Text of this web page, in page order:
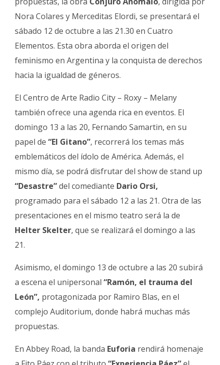
Nora Colares y Merceditas Elordi, se presentará el
sábado 12 de octubre a las 21.30 en Cuatro
Elementos. Esta obra aborda el origen del
feminismo en Argentina y la conquista de derechos
hacia la igualdad de géneros.
El Centro de Arte Radio City – Roxy – Melany
también ofrece una agenda rica en eventos. El
domingo 13 a las 20, Fernando Samartin, en su
papel de “El Gitano”, recorrerá los temas más
emblemáticos del ídolo de América. Además, el
mismo día, se podrá disfrutar del show de stand up
“Desastre”del comediante Dario Orsi,
programado para el sábado 12 a las 21. Otra de las
presentaciones en el mismo teatro será la de
Helter Skelter, que se realizará el domingo a las
21.
Asimismo, el domingo 13 de octubre a las 20 subirá
a escena el unipersonal “Ramón, el trauma del
León”, protagonizada por Ramiro Blas, en el
complejo Auditorium, donde habrá muchas más
propuestas.
En Abbey Road, la banda Euforia rendirá homenaje